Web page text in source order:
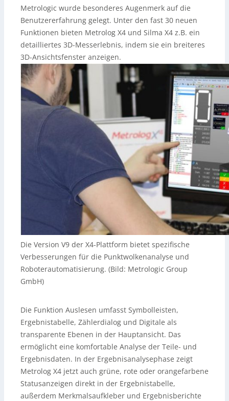
Metrologic wurde besonderes Augenmerk auf die
Benutzererfahrung gelegt. Unter den fast 30 neuen
Funktionen bieten Metrolog X4 und Silma X4 z.B. ein
detailliertes 3D-Messerlebnis, indem sie ein breiteres
3D-Ansichtsfenster anzeigen.
Die Version V9 der X4-Plattform bietet spezifische
Verbesserungen für die Punktwolkenanalyse und
Roboterautomatisierung. (Bild: Metrologic Group
GmbH)
Die Funktion Auslesen umfasst Symbolleisten,
Ergebnistabelle, Zählerdialog und Digitale als
transparente Ebenen in der Hauptansicht. Das
ermöglicht eine komfortable Analyse der Teile- und
Ergebnisdaten. In der Ergebnisanalysephase zeigt
Metrolog X4 jetzt auch grüne, rote oder orangefarbene
Statusanzeigen direkt in der Ergebnistabelle,
außerdem Merkmalsaufkleber und Ergebnisberichte